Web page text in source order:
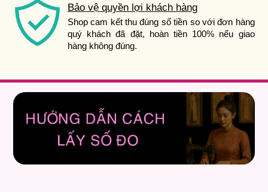
Bảo vệ quyền lợi khách hàng
Shop cam kết thu đúng số tiền so với đơn hàng
quý khách đã đặt, hoàn tiền 100% nếu giao
hàng không đúng.